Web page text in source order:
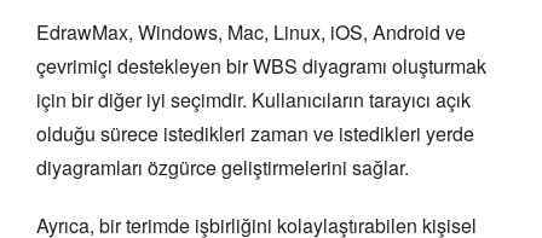
EdrawMax, Windows, Mac, Linux, iOS, Android ve
çevrimiçi destekleyen bir WBS diyagramı oluşturmak
için bir diğer iyi seçimdir. Kullanıcıların tarayıcı açık
olduğu sürece istedikleri zaman ve istedikleri yerde
diyagramları özgürce geliştirmelerini sağlar.
Ayrıca, bir terimde işbirliğini kolaylaştırabilen kişisel